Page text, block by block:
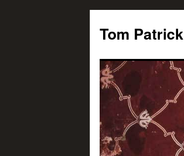
Tom Patrick